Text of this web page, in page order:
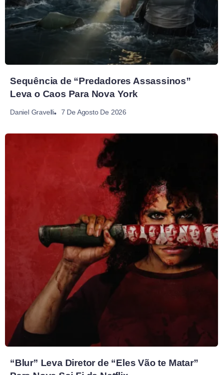
Sequência de “Predadores Assassinos”
Leva o Caos Para Nova York
Daniel Gravelli 7 De Agosto De 2026
“Blur” Leva Diretor de “Eles Vão te Matar”